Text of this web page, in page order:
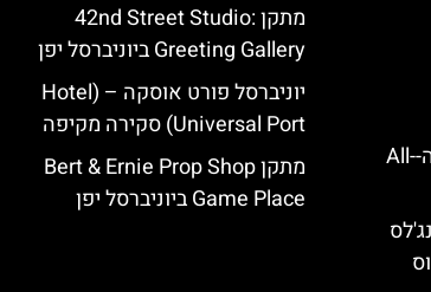
לוס אנג'לס: חווית יוניברסל עם ה-All-
מתקן 42nd Street Studio:
Greeting Gallery ביוניברסל יפן
יוניברסל פורט אוסקה – (Hotel
Universal Port) סקירה מקיפה
מתקן Bert & Ernie Prop Shop
Game Place ביוניברסל יפן